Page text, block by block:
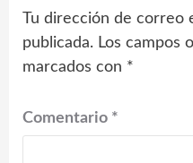
Tu dirección de correo
publicada. Los campos
marcados con *
Comentario *